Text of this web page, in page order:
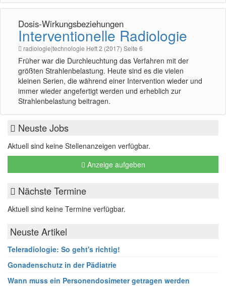
Dosis-Wirkungsbeziehungen
Interventionelle Radiologie
radiologie|technologie Heft 2 (2017) Seite 6
Früher war die Durchleuchtung das Verfahren mit der
größten Strahlenbelastung. Heute sind es die vielen
kleinen Serien, die während einer Intervention wieder und
immer wieder angefertigt werden und erheblich zur
Strahlenbelastung beitragen.
Neuste Jobs
Aktuell sind keine Stellenanzeigen verfügbar.
Anzeige aufgeben
Nächste Termine
Aktuell sind keine Termine verfügbar.
Neuste Artikel
Teleradiologie: So geht's richtig!
Gonadenschutz in der Pädiatrie
Wann muss ein Personendosimeter getragen werden